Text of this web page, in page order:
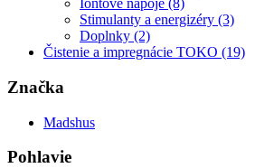
Iontové nápoje (8)
Stimulanty a energizéry (3)
Doplnky (2)
Čistenie a impregnácie TOKO (19)
Značka
Madshus
Pohlavie